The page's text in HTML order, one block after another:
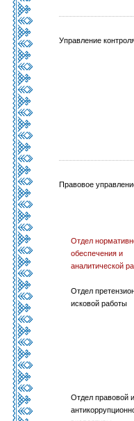
Управление
Правовое
Отдел
обеспечения и
аналитической
Отдел
исковой работы
Отдел правовой и